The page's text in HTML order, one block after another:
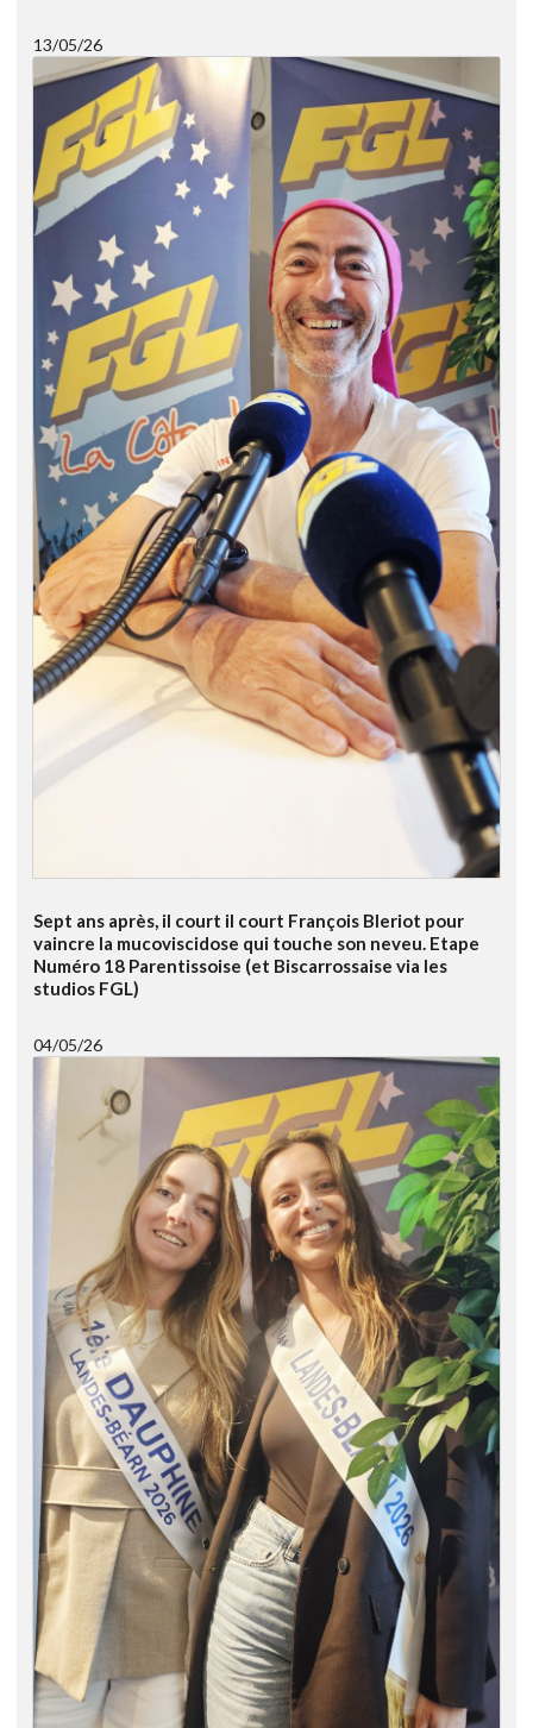
13/05/26
Sept ans après, il court il court François Bleriot pour
vaincre la mucoviscidose qui touche son neveu. Etape
Numéro 18 Parentissoise (et Biscarrossaise via les
studios FGL)
04/05/26